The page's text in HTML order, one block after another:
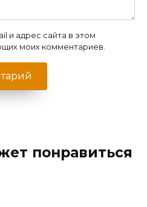
и адрес сайта в этом
моих комментариев.
понравиться